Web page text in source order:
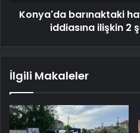
Konya'da barınaktaki
iddiasına ilişkin 2
İlgili Makaleler